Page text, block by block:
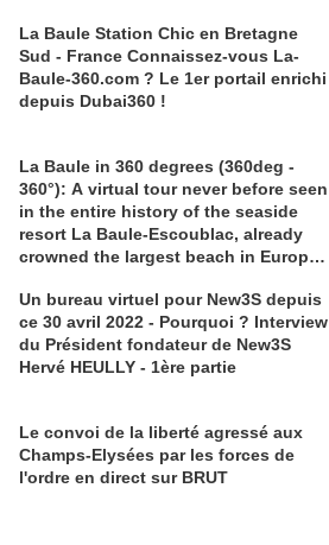
La Baule Station Chic en Bretagne
Sud - France Connaissez-vous La-
Baule-360.com ? Le 1er portail enrichi
depuis Dubai360 !
La Baule in 360 degrees (360deg -
360°): A virtual tour never before seen
in the entire history of the seaside
resort La Baule-Escoublac, already
crowned the largest beach in Europe
the world
Un bureau virtuel pour New3S depuis
ce 30 avril 2022 - Pourquoi ? Interview
du Président fondateur de New3S
Hervé HEULLY - 1ère partie
Le convoi de la liberté agressé aux
Champs-Elysées par les forces de
l'ordre en direct sur BRUT